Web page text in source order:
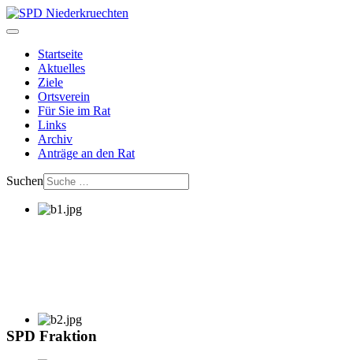
Startseite
Aktuelles
Ziele
Ortsverein
Für Sie im Rat
Links
Archiv
Anträge an den Rat
Suchen
SPD Fraktion